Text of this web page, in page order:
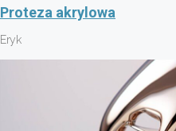
Proteza akrylowa
Eryk